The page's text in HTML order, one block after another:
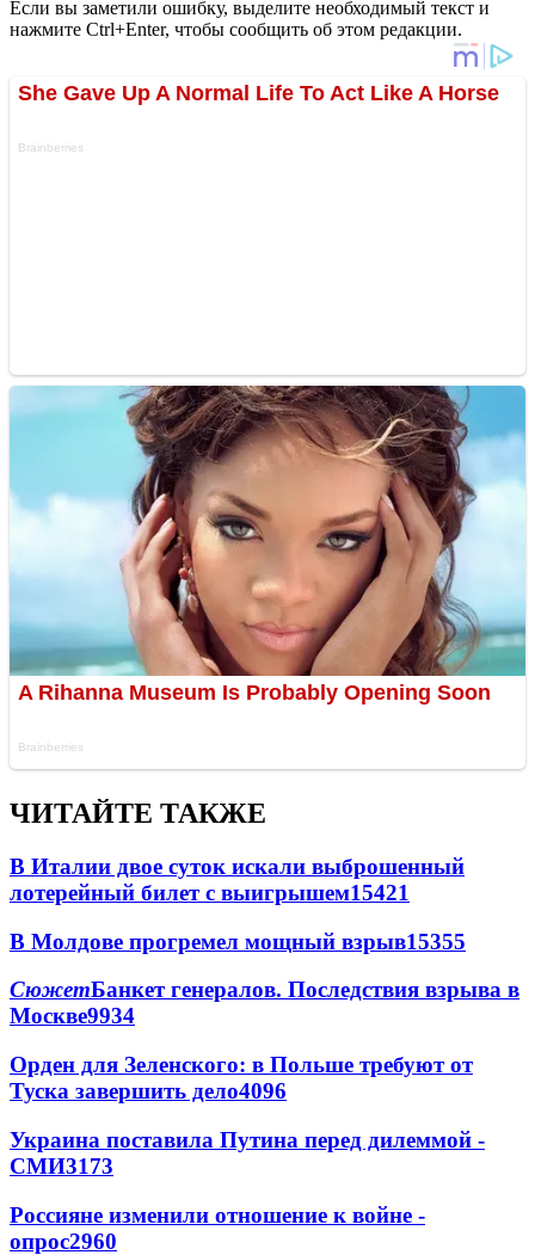
Если вы заметили ошибку, выделите необходимый текст и
нажмите Ctrl+Enter, чтобы сообщить об этом редакции.
ЧИТАЙТЕ ТАКЖЕ
В Италии двое суток искали выброшенный
лотерейный билет с выигрышем15421
В Молдове прогремел мощный взрыв15355
СюжетБанкет генералов. Последствия взрыва в
Москве9934
Орден для Зеленского: в Польше требуют от
Туска завершить дело4096
Украина поставила Путина перед дилеммой -
СМИ3173
Россияне изменили отношение к войне -
опрос2960